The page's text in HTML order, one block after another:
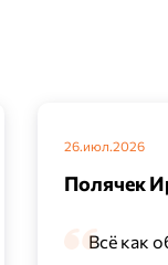
26.июл.2026
Полячек
Всё как